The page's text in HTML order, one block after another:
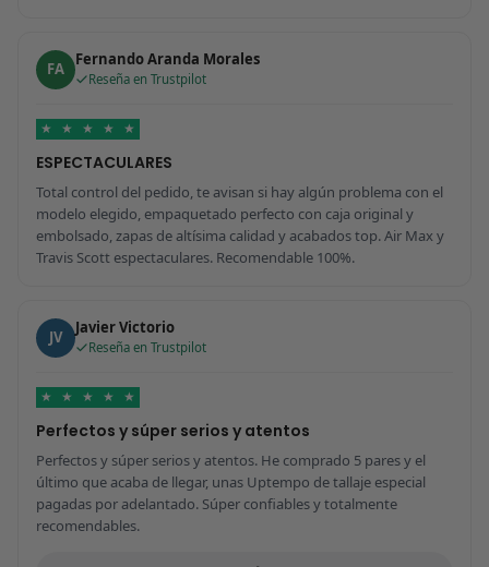
FA Fernando Aranda Morales
Reseña en Trustpilot
★ ★ ★ ★ ★
ESPECTACULARES
Total control del pedido, te avisan si hay algún problema con el
modelo elegido, empaquetado perfecto con caja original y
embolsado, zapas de altísima calidad y acabados top. Air Max y
Travis Scott espectaculares. Recomendable 100%.
JV Javier Victorio
Reseña en Trustpilot
★ ★ ★ ★ ★
Perfectos y súper serios y atentos
Perfectos y súper serios y atentos. He comprado 5 pares y el
último que acaba de llegar, unas Uptempo de tallaje especial
pagadas por adelantado. Súper confiables y totalmente
recomendables.